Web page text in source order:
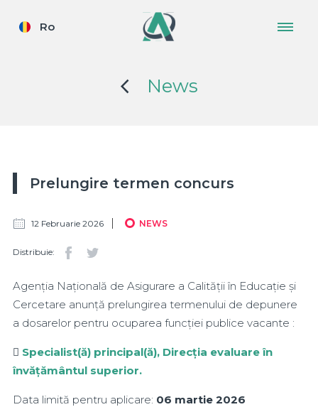
Ro
News
Prelungire termen concurs
12 Februarie 2026 NEWS
Distribuie:
Agenția Națională de Asigurare a Calității în Educație și
Cercetare anunță prelungirea termenului de depunere
a dosarelor pentru ocuparea funcției publice vacante :
 Specialist(ă) principal(ă), Direcția evaluare în
învățământul superior.
Data limită pentru aplicare: 06 martie 2026